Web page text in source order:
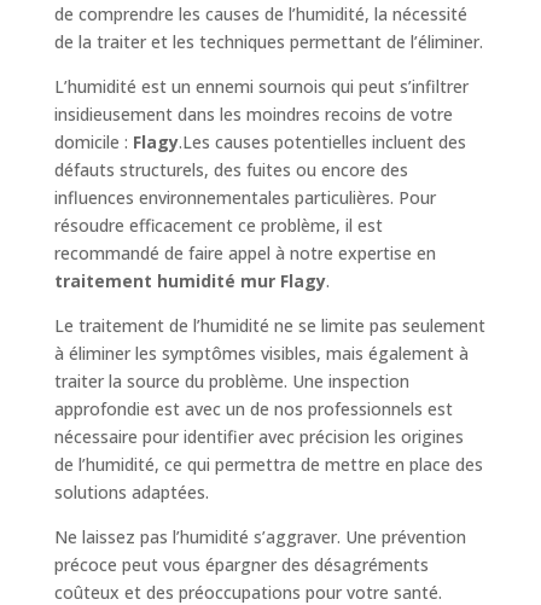
de comprendre les causes de l’humidité, la nécessité
de la traiter et les techniques permettant de l’éliminer.
L’humidité est un ennemi sournois qui peut s’infiltrer
insidieusement dans les moindres recoins de votre
domicile : Flagy.Les causes potentielles incluent des
défauts structurels, des fuites ou encore des
influences environnementales particulières. Pour
résoudre efficacement ce problème, il est
recommandé de faire appel à notre expertise en
traitement humidité mur Flagy.
Le traitement de l’humidité ne se limite pas seulement
à éliminer les symptômes visibles, mais également à
traiter la source du problème. Une inspection
approfondie est avec un de nos professionnels est
nécessaire pour identifier avec précision les origines
de l’humidité, ce qui permettra de mettre en place des
solutions adaptées.
Ne laissez pas l’humidité s’aggraver. Une prévention
précoce peut vous épargner des désagréments
coûteux et des préoccupations pour votre santé.